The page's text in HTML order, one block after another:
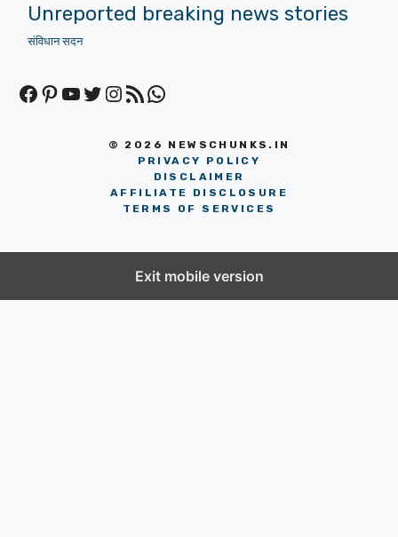
Unreported breaking news stories
संविधान सदन
Facebook
Pinterest
YouTube
Twitter
Instagram
RSS FeedWhatsApp
© 2026 NEWSCHUNKS.IN
PRIVACY POLICY
DISCLAIMER
AFFILIATE DISCLOSURE
TERMS OF SERVICES
Exit mobile version